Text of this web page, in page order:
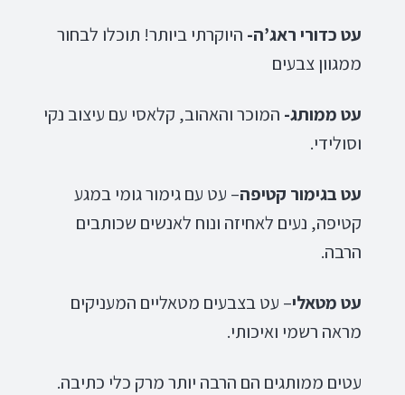
עט כדורי ראג’ה- היוקרתי ביותר! תוכלו לבחור
ממגוון צבעים
עט ממותג- המוכר והאהוב, קלאסי עם עיצוב נקי
וסולידי.
עט בגימור קטיפה– עט עם גימור גומי במגע
קטיפה, נעים לאחיזה ונוח לאנשים שכותבים
הרבה.
עט מטאלי– עט בצבעים מטאליים המעניקים
מראה רשמי ואיכותי.
עטים ממותגים הם הרבה יותר מרק כלי כתיבה.